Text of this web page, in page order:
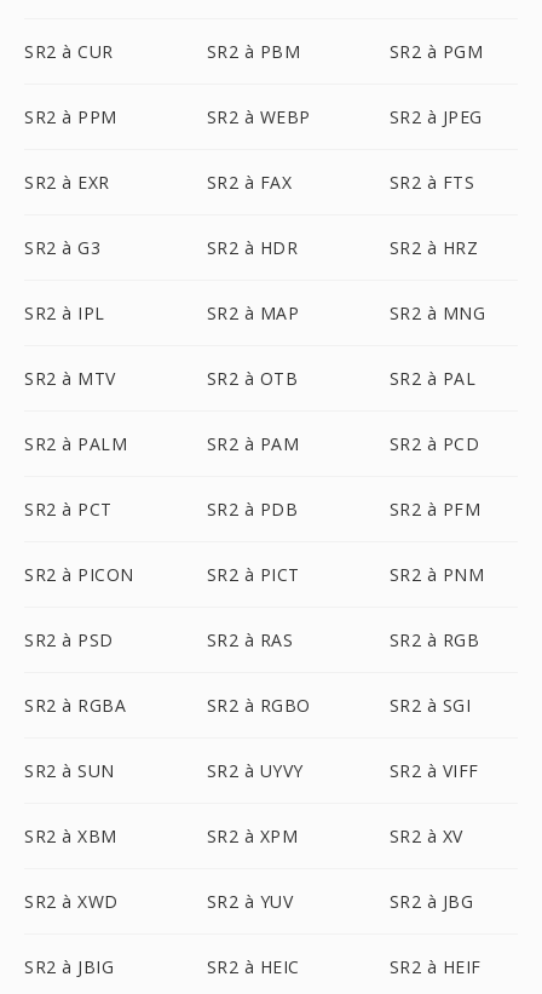
SR2 à CUR SR2 à PBM SR2 à PGM
SR2 à PPM SR2 à WEBP SR2 à JPEG
SR2 à EXR SR2 à FAX SR2 à FTS
SR2 à G3 SR2 à HDR SR2 à HRZ
SR2 à IPL SR2 à MAP SR2 à MNG
SR2 à MTV SR2 à OTB SR2 à PAL
SR2 à PALM SR2 à PAM SR2 à PCD
SR2 à PCT SR2 à PDB SR2 à PFM
SR2 à PICON SR2 à PICT SR2 à PNM
SR2 à PSD SR2 à RAS SR2 à RGB
SR2 à RGBA SR2 à RGBO SR2 à SGI
SR2 à SUN SR2 à UYVY SR2 à VIFF
SR2 à XBM SR2 à XPM SR2 à XV
SR2 à XWD SR2 à YUV SR2 à JBG
SR2 à JBIG SR2 à HEIC SR2 à HEIF